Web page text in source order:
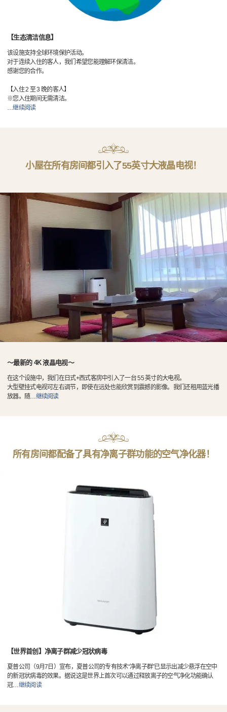
【生态清洁信息】
该设施支持全球环境保护活动。
对于连续入住的客人，我们希望您能理解环保清洁。
感谢您的合作。
【入住 2 至 3 晚的客人】
※您入住期间无需清洁。
…继续阅读
小屋在所有房间都引入了55英寸大液晶电视！
〜最新的 4K 液晶电视〜
在这个设施中，我们在日式+西式客房中引入了一台 55 英寸的大电视。
大型壁挂式电视可左右调节，即使在远处也能欣赏到震撼的影像。我们还租用蓝光播
放器。随…继续阅读
所有房间都配备了具有净离子群功能的空气净化器！
【世界首创】净离子群减少冠状病毒
夏普公司（9月7日）宣布，夏普公司的专有技术“净离子群”已显示出减少悬浮在空中
的新冠状病毒的效果。据说这是世界上首次可以通过释放离子的空气净化功能确认
冠…继续阅读